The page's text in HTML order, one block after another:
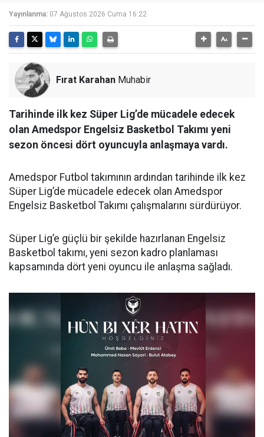
Yayınlanma: 07 Ağustos 2026 Cuma 16:22
Fırat Karahan Muhabir
Tarihinde ilk kez Süper Lig’de mücadele edecek
olan Amedspor Engelsiz Basketbol Takımı yeni
sezon öncesi dört oyuncuyla anlaşmaya vardı.
Amedspor Futbol takımının ardından tarihinde ilk kez
Süper Lig’de mücadele edecek olan Amedspor
Engelsiz Basketbol Takımı çalışmalarını sürdürüyor.
Süper Lig’e güçlü bir şekilde hazırlanan Engelsiz
Basketbol takımı, yeni sezon kadro planlaması
kapsamında dört yeni oyuncu ile anlaşma sağladı.